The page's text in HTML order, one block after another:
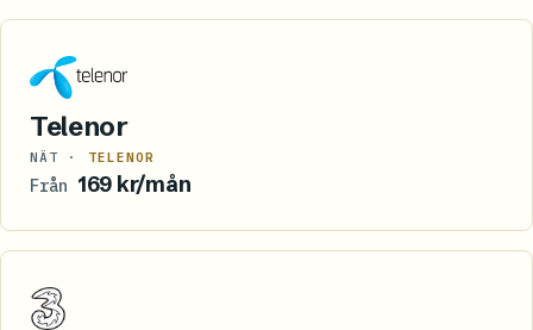
Telenor
NÄT · TELENOR
Från 169 kr/mån